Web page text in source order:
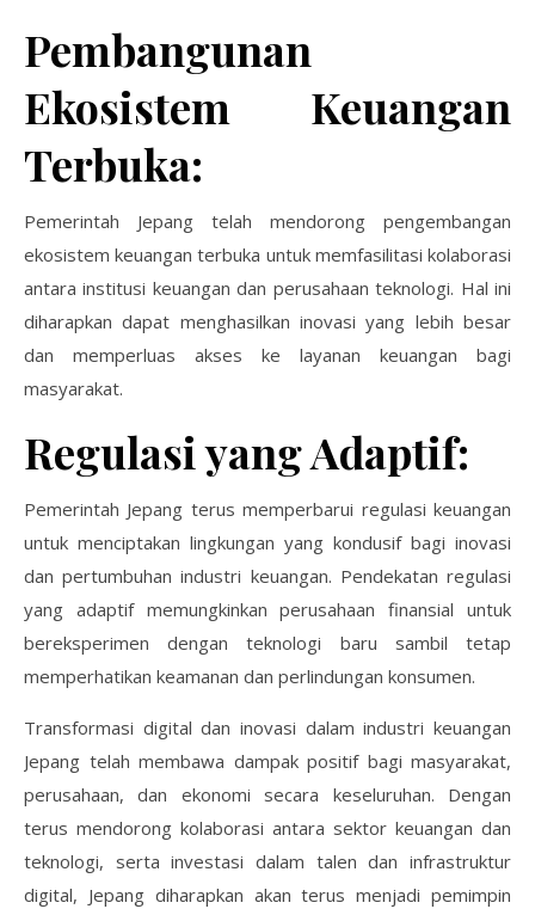
Pembangunan
Ekosistem Keuangan
Terbuka:
Pemerintah Jepang telah mendorong pengembangan
ekosistem keuangan terbuka untuk memfasilitasi kolaborasi
antara institusi keuangan dan perusahaan teknologi. Hal ini
diharapkan dapat menghasilkan inovasi yang lebih besar
dan memperluas akses ke layanan keuangan bagi
masyarakat.
Regulasi yang Adaptif:
Pemerintah Jepang terus memperbarui regulasi keuangan
untuk menciptakan lingkungan yang kondusif bagi inovasi
dan pertumbuhan industri keuangan. Pendekatan regulasi
yang adaptif memungkinkan perusahaan finansial untuk
bereksperimen dengan teknologi baru sambil tetap
memperhatikan keamanan dan perlindungan konsumen.
Transformasi digital dan inovasi dalam industri keuangan
Jepang telah membawa dampak positif bagi masyarakat,
perusahaan, dan ekonomi secara keseluruhan. Dengan
terus mendorong kolaborasi antara sektor keuangan dan
teknologi, serta investasi dalam talen dan infrastruktur
digital, Jepang diharapkan akan terus menjadi pemimpin